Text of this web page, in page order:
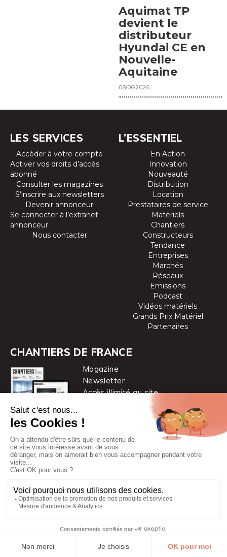
Aquimat TP
devient le
distributeur
Hyundai CE en
Nouvelle-
Aquitaine
08/06/2026
LES SERVICES
Accéder à votre compte
Activer vos droits d’accès
abonné
Consulter les magazines
S’inscrire aux newsletters
Devenir annonceur
Se connecter à l’extranet
annonceur
Nous contacter
L’ESSENTIEL
En Action
Innovation
Nouveauté
Distribution
Location
Prestataires de service
Matériels
Chantiers
Constructeurs
Tendance
Entreprises
Marchés
Réseaux
Emissions
Podcast
Vidéos matériels
Grands Prix Matériel
Partenaires
CHANTIERS DE FRANCE
Magazine
Newsletter
Accès illimité au site
Chantiers de France est une marque
| Mentions légales
Protection des données personnelles
Cookies